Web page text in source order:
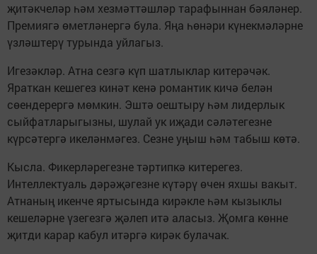
җитәкчеләр һәм хезмәттәшләр тарафыннан бәяләнер.
Премиягә өметләнергә була. Яңа һөнәри күнекмәләрне
үзләштерү турында уйлагыз.
Игезәкләр. Атна сезгә күп шатлыклар китерәчәк.
Яраткан кешегез кинәт кенә романтик кичә белән
сөендерергә мөмкин. Эштә оештыру һәм лидерлык
сыйфатларыгызны, шулай ук иҗади сәләтегезне
күрсәтергә икеләнмәгез. Сезне уңыш һәм табыш көтә.
Кысла. Фикерләрегезне тәртипкә китерегез.
Интеллектуаль дәрәҗәгезне күтәрү өчен яхшы вакыт.
Атнаның икенче яртысында кирәкле һәм кызыклы
кешеләрне үзегезгә җәлеп итә аласыз. Җомга көнне
җитди карар кабул итәргә кирәк булачак.